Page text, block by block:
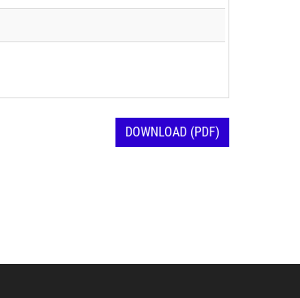
DOWNLOAD (PDF)